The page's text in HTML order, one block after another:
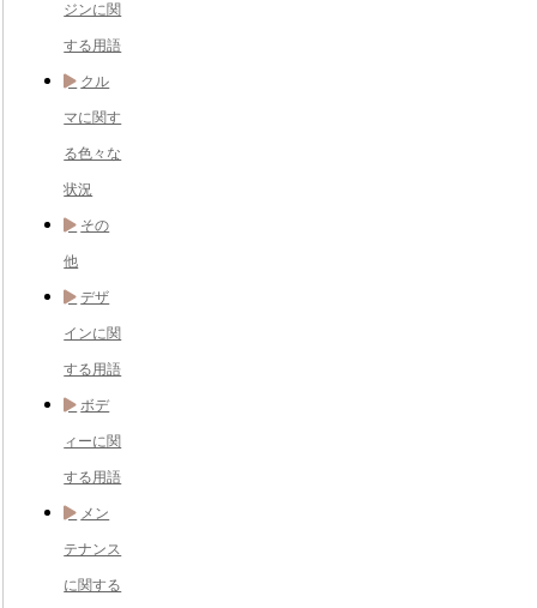
ジンに関
する用語
クル
マに関す
る色々な
状況
その
他
デザ
インに関
する用語
ボデ
ィーに関
する用語
メン
テナンス
に関する